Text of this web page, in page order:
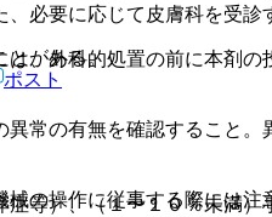
必要に応じて皮膚科を受診
外科的処置の前に本剤
常の有無を確認すること
の操作に従事する際には注
とがある。
等）、（１〜１０％未満
ポスト